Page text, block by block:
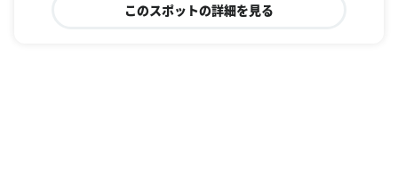
このスポットの詳細を見る